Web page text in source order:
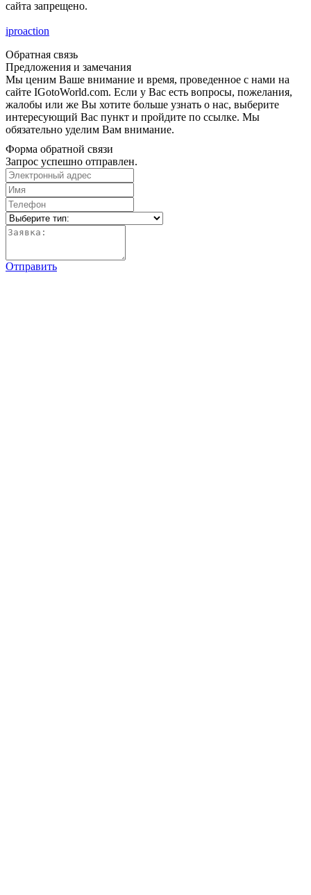
сайта запрещено.
iproaction
Обратная связь
Предложения и замечания
Мы ценим Ваше внимание и время, проведенное с нами на
сайте IGotoWorld.com. Если у Вас есть вопросы, пожелания,
жалобы или же Вы хотите больше узнать о нас, выберите
интересующий Вас пункт и пройдите по ссылке. Мы
обязательно уделим Вам внимание.
Форма обратной связи
Запрос успешно отправлен.
Отправить